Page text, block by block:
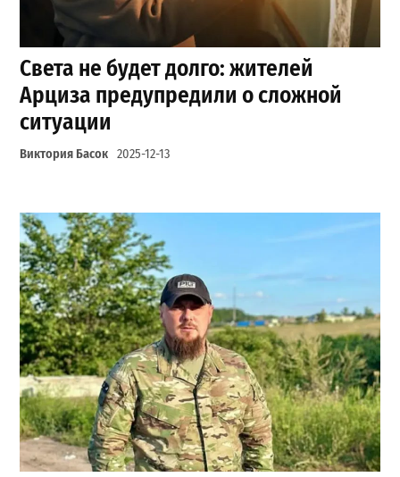
Света не будет долго: жителей
Арциза предупредили о сложной
ситуации
Виктория Басок 2025-12-13